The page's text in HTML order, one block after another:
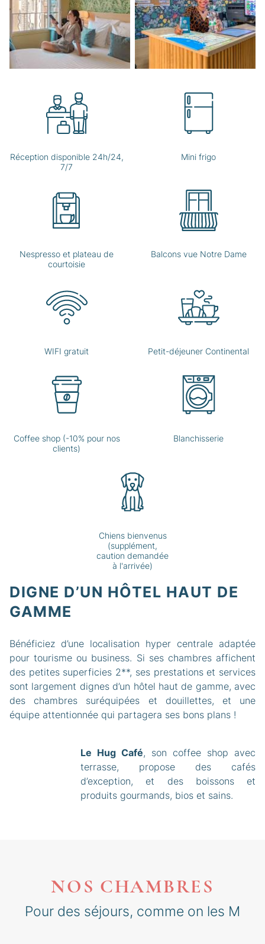
Réception disponible 24h/24,
7/7
Mini frigo
Nespresso et plateau de
courtoisie
Balcons vue Notre Dame
WIFI gratuit Petit-déjeuner Continental
Coffee shop (-10% pour nos
clients)
Blanchisserie
Chiens bienvenus
(supplément,
caution demandée
à l'arrivée)
DIGNE D’UN HÔTEL HAUT DE
GAMME
Bénéficiez d’une localisation hyper centrale adaptée
pour tourisme ou business. Si ses chambres affichent
des petites superficies 2**, ses prestations et services
sont largement dignes d’un hôtel haut de gamme, avec
des chambres suréquipées et douillettes, et une
équipe attentionnée qui partagera ses bons plans !
Le Hug Café, son coffee shop avec
terrasse, propose des cafés
d’exception, et des boissons et
produits gourmands, bios et sains.
NOS CHAMBRES
Pour des séjours, comme on les M